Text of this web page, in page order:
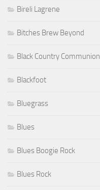
Bireli Lagrene
Bitches Brew Beyond
Black Country Communion
Blackfoot
Bluegrass
Blues
Blues Boogie Rock
Blues Rock